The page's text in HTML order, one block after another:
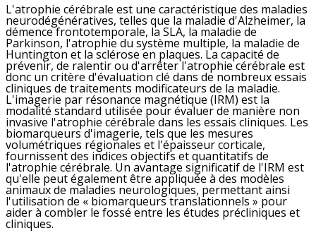
L'atrophie cérébrale est une caractéristique des maladies
neurodégénératives, telles que la maladie d'Alzheimer, la
démence frontotemporale, la SLA, la maladie de
Parkinson, l'atrophie du système multiple, la maladie de
Huntington et la sclérose en plaques. La capacité de
prévenir, de ralentir ou d'arrêter l'atrophie cérébrale est
donc un critère d'évaluation clé dans de nombreux essais
cliniques de traitements modificateurs de la maladie.
L'imagerie par résonance magnétique (IRM) est la
modalité standard utilisée pour évaluer de manière non
invasive l'atrophie cérébrale dans les essais cliniques. Les
biomarqueurs d'imagerie, tels que les mesures
volumétriques régionales et l'épaisseur corticale,
fournissent des indices objectifs et quantitatifs de
l'atrophie cérébrale. Un avantage significatif de l'IRM est
qu'elle peut également être appliquée à des modèles
animaux de maladies neurologiques, permettant ainsi
l'utilisation de « biomarqueurs translationnels » pour
aider à combler le fossé entre les études précliniques et
cliniques.